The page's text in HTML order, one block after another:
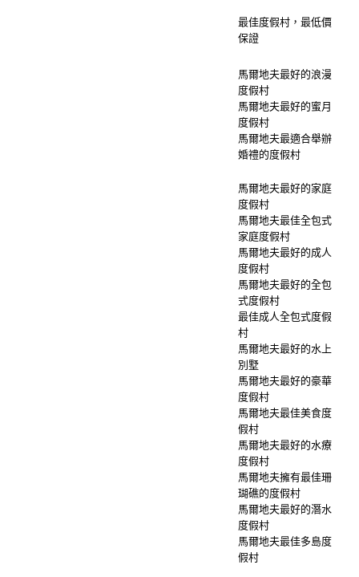
最佳度假村，最低價
保證
馬爾地夫最好的浪漫
度假村
馬爾地夫最好的蜜月
度假村
馬爾地夫最適合舉辦
婚禮的度假村
馬爾地夫最好的家庭
度假村
馬爾地夫最佳全包式
家庭度假村
馬爾地夫最好的成人
度假村
馬爾地夫最好的全包
式度假村
最佳成人全包式度假
村
馬爾地夫最好的水上
別墅
馬爾地夫最好的豪華
度假村
馬爾地夫最佳美食度
假村
馬爾地夫最好的水療
度假村
馬爾地夫擁有最佳珊
瑚礁的度假村
馬爾地夫最好的潛水
度假村
馬爾地夫最佳多島度
假村